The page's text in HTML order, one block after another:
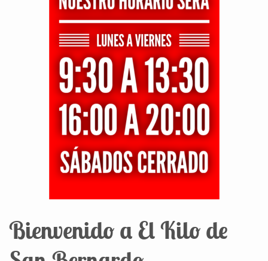
Bienvenido a El Kilo de